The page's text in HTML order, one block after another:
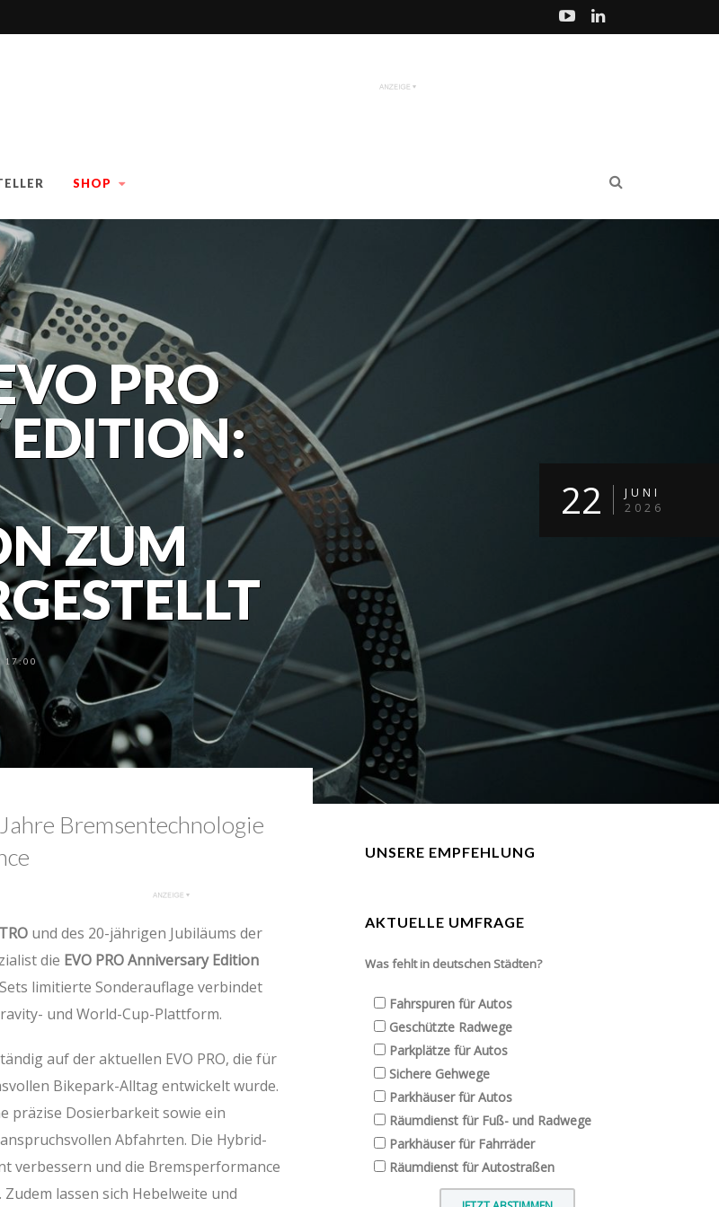
SHOP
PRO
ZUM
17:00
22
JUNI
2026
Bremsentechnologie
und des 20-jährigen Jubiläums der
die EVO PRO Anniversary Edition
limitierte Sonderauflage verbindet
und World-Cup-Plattform.
auf der aktuellen EVO PRO, die für
Bikepark-Alltag entwickelt wurde.
präzise Dosierbarkeit sowie ein
Abfahrten. Die Hybrid-
verbessern und die Bremsperformance
lassen sich Hebelweite und
UNSERE EMPFEHLUNG
AKTUELLE UMFRAGE
Was fehlt in deutschen Städten?
Fahrspuren für Autos
Geschützte Radwege
Parkplätze für Autos
Sichere Gehwege
Parkhäuser für Autos
Räumdienst für Fuß- und Radwege
Parkhäuser für Fahrräder
Räumdienst für Autostraßen